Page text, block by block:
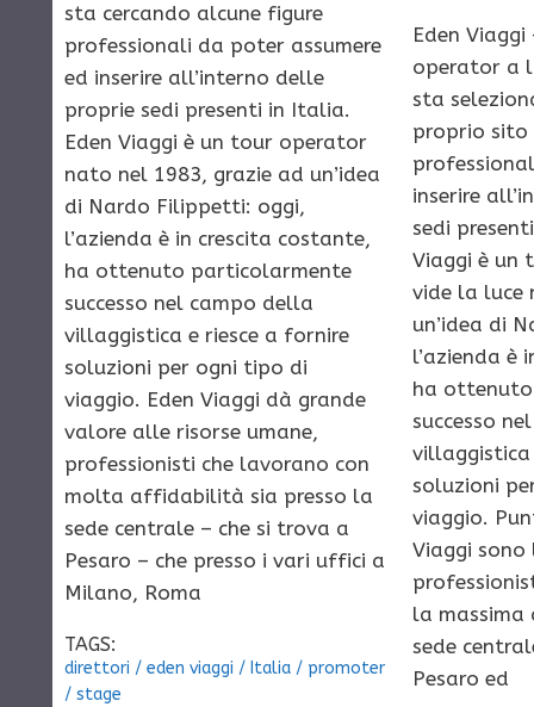
sta cercando alcune figure
professionali da poter assumere
ed inserire all’interno delle
proprie sedi presenti in Italia.
Eden Viaggi è un tour operator
nato nel 1983, grazie ad un’idea
di Nardo Filippetti: oggi,
l’azienda è in crescita costante,
ha ottenuto particolarmente
successo nel campo della
villaggistica e riesce a fornire
soluzioni per ogni tipo di
viaggio. Eden Viaggi dà grande
valore alle risorse umane,
professionisti che lavorano con
molta affidabilità sia presso la
sede centrale – che si trova a
Pesaro – che presso i vari uffici a
Milano, Roma
TAGS:
direttori / eden viaggi / Italia / promoter
/ stage
Eden
operator a
sta
proprio sito
inserire
sedi
Viaggi è un
vide la luce
un’idea di
l’azienda è
ha
successo
villaggistica
soluzioni
viaggio.
Viaggi sono
la
sede
Pesaro ed